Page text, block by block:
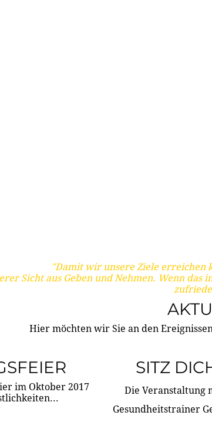
"Damit wir unsere Ziele erreichen
Sicht aus Geben und Nehmen. Wenn
Hier möchten wir Sie an den
im Oktober 2017
SITZ
Die Veranstaltung
Gesundheitstrainer